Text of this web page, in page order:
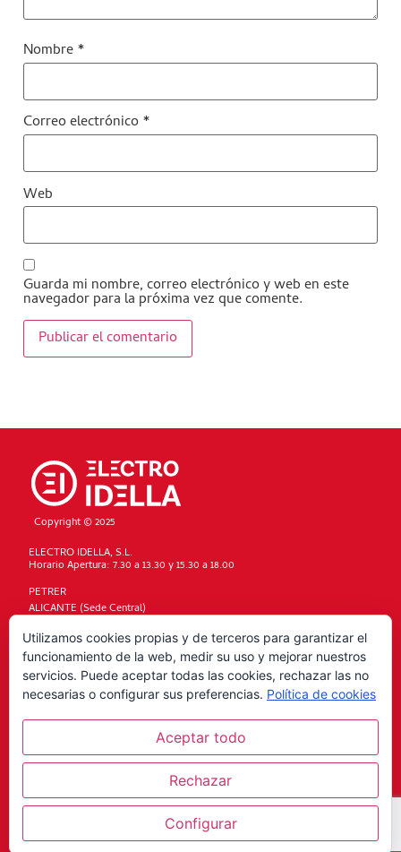
Nombre*
Correo electrónico*
Web
Guarda mi nombre, correo electrónico y web en este
navegador para la próxima vez que comente.
Copyright © 2025
ELECTRO IDELLA, S.L.
Horario Apertura: 7.30 a 13.30 y 15.30 a 18.00
PETRER
ALICANTE (Sede Central)
Términos Legales
Condiciones generales
Política de privacidad
Código ético y denuncias
Condiciones de compra
Utilizamos cookies propias y de terceros para garantizar el
funcionamiento de la web, medir su uso y mejorar nuestros
servicios. Puede aceptar todas las cookies, rechazar las no
necesarias o configurar sus preferencias. Política de cookies
Aceptar todo
Rechazar
Configurar